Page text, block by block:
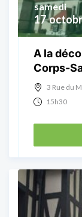
17
samedi
A la
Corps-
3 Rue du
15h30